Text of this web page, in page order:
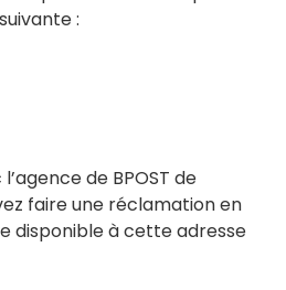
:
de BPOST de
faire une réclamation en
disponible à cette adresse